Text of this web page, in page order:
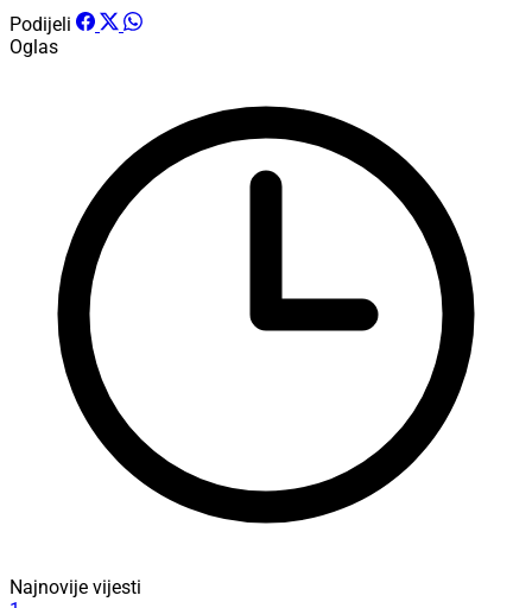
Podijeli
Oglas
Najnovije vijesti